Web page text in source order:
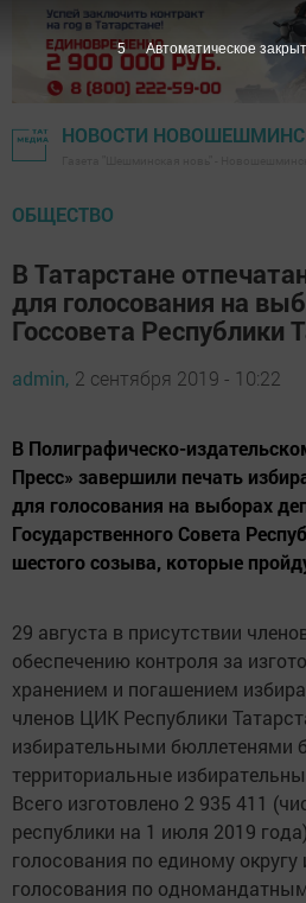
НОВОСТИ
ОБЩЕСТВО
В Татарстане
для голосования на
Госсовета Республики
admin, 2 сентября 2019 - 10:22
В Полиграфическо-
Пресс» завершили печать
для голосования на выборах
Государственного Совета
шестого созыва, которые
29 августа в присутствии
обеспечению контроля за
хранением и погашением
членов ЦИК Республики
избирательными бюллетенями
территориальные
Всего изготовлено 2 935 411
республики на 1 июля 2019
голосования по единому
голосования по
3 Автоматическое